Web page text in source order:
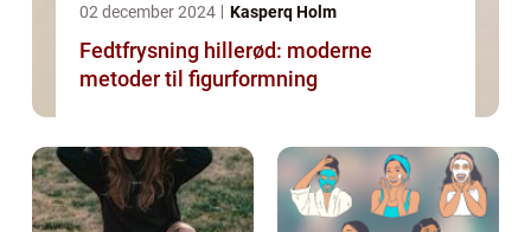
02 december 2024 Kasperq Holm
Fedtfrysning hillerød: moderne
metoder til figurformning